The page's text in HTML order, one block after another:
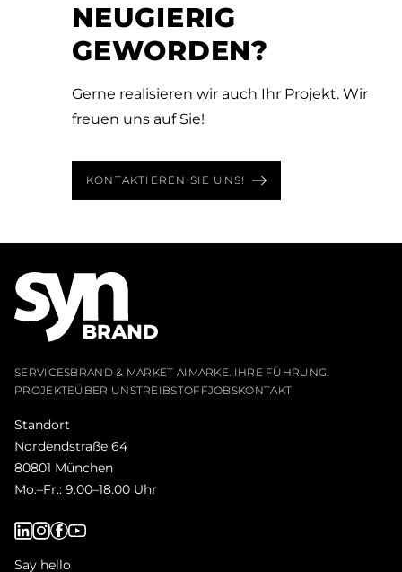
NEUGIERIG
GEWORDEN?
Gerne realisieren wir auch Ihr Projekt. Wir
freuen uns auf Sie!
KONTAKTIEREN SIE UNS!
SERVICESBRAND & MARKET AI MARKE. IHRE FÜHRUNG.
PROJEKTEÜBER UNSTREIBSTOFFJOBSKONTAKT
Standort
Nordendstraße 64
80801 München
Mo.–Fr.: 9.00–18.00 Uhr
Say hello